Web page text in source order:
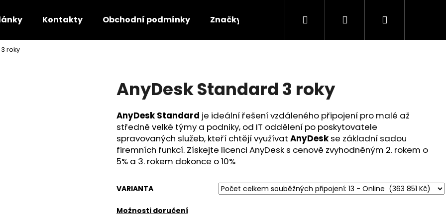
Kontakty Obchodní podmínky Značky Hledat PřihlášeníNákupní
roky
AnyDesk Standard 3 roky
AnyDesk Standard je ideální řešení vzdáleného připojení pro malé až
středně velké týmy a podniky, od IT oddělení po poskytovatele
spravovaných služeb, kteří chtějí využívat AnyDesk se základní sadou
firemních funkcí. Získejte licenci AnyDesk s cenově zvyhodněným 2. rokem o
5% a 3. rokem dokonce o 10%
VARIANTA
Možnosti doručení
Co potřebujete najít?
HLEDAT